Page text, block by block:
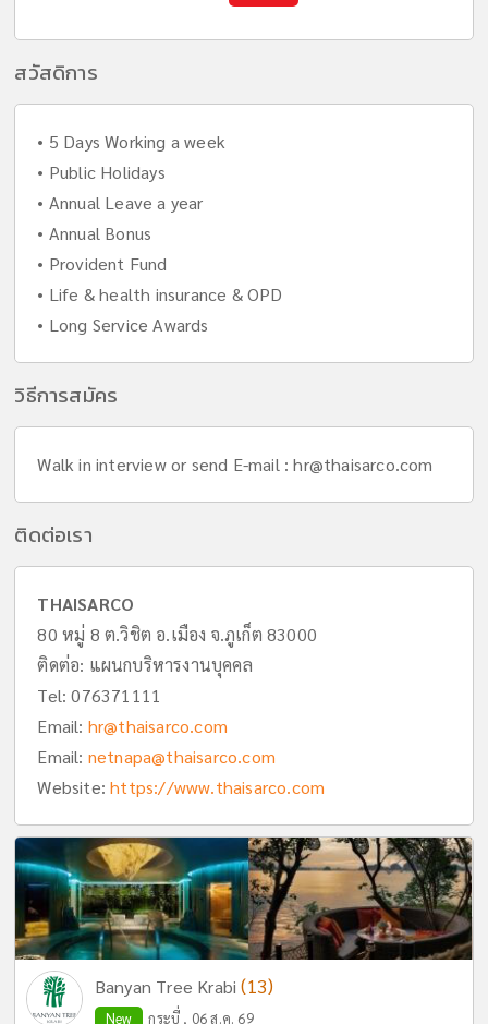
สวัสดิการ
• 5 Days Working a week
• Public Holidays
• Annual Leave a year
• Annual Bonus
• Provident Fund
• Life & health insurance & OPD
• Long Service Awards
วิธีการสมัคร
Walk in interview or send E-mail :hr@thaisarco.com
ติดต่อเรา
THAISARCO
80 หมู่ 8 ต.วิชิต อ.เมือง จ.ภูเก็ต 83000
ติดต่อ: แผนกบริหารงานบุคคล
Tel:076371111
Email: hr@thaisarco.com
Email: netnapa@thaisarco.com
Website:https://www.thaisarco.com
Banyan Tree Krabi(13)
New กระบี่ , 06 ส.ค. 69